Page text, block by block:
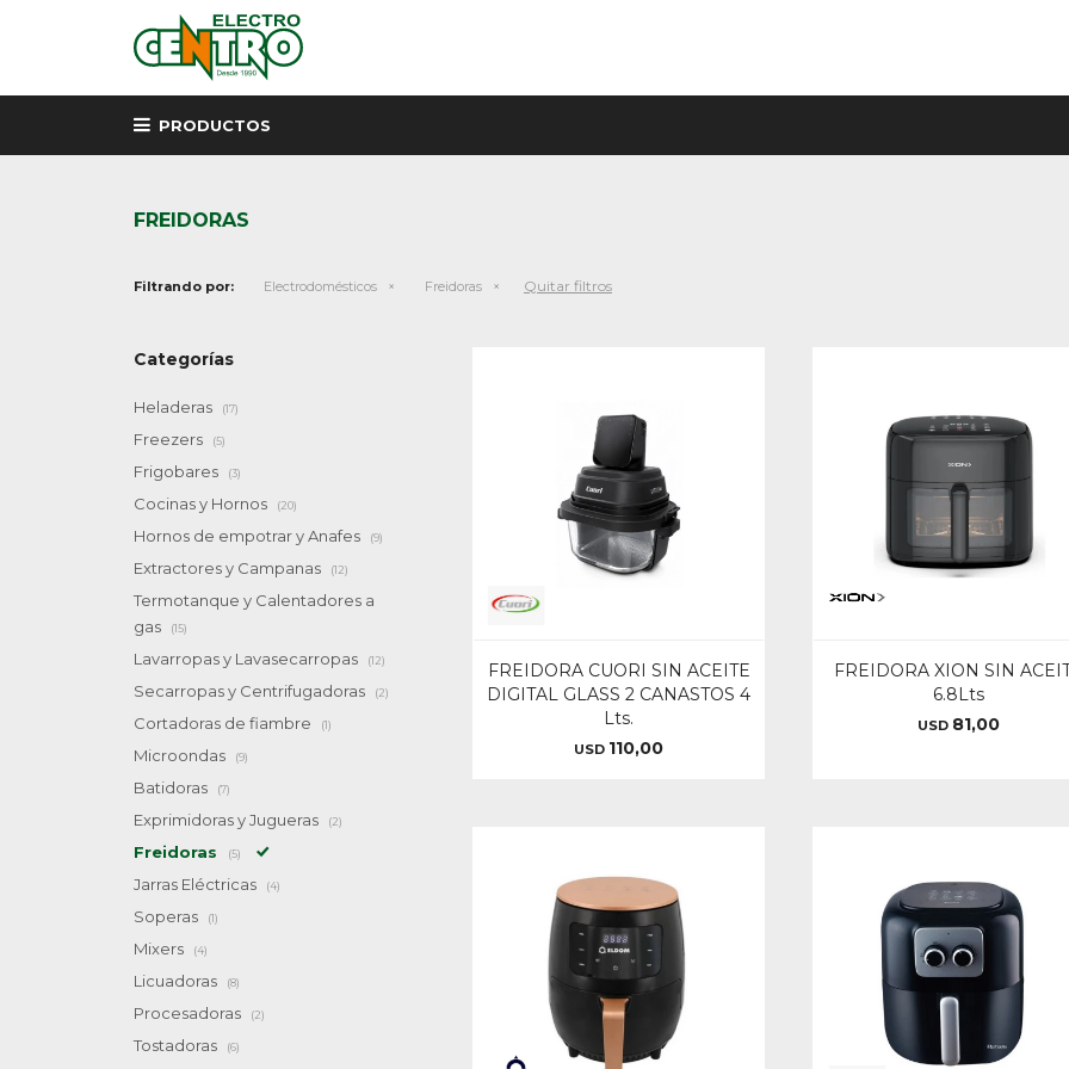
PRODUCTOS
FREIDORAS
Filtrando por: Electrodomésticos Freidoras Quitar filtros
FREIDORA CUORI SIN ACEITE
DIGITAL GLASS 2 CANASTOS 4
Lts.
USD 110,00
FREIDORA XION SIN
6.8Lts
USD 81,00
Categorías
Heladeras (17)
Freezers (5)
Frigobares (3)
Cocinas y Hornos (20)
Hornos de empotrar y Anafes (9)
Extractores y Campanas (12)
Termotanque y Calentadores a
gas
(15)
Lavarropas y Lavasecarropas (12)
Secarropas y Centrifugadoras (2)
Cortadoras de fiambre (1)
Microondas (9)
Batidoras (7)
Exprimidoras y Jugueras (2)
Freidoras (5)
Jarras Eléctricas (4)
Soperas (1)
Mixers (4)
Licuadoras (8)
Procesadoras (2)
Tostadoras (6)